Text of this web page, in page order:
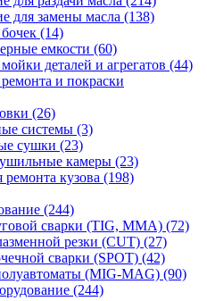
для замены масла (138)
(14)
емкости (60)
деталей и агрегатов (44)
и покраски
(26)
системы (3)
сушки (23)
камеры (23)
ремонта кузова (198)
(244)
сварки (TIG, MMA) (72)
резки (CUT) (27)
сварки (SPOT) (42)
(MIG-MAG) (90)
(244)